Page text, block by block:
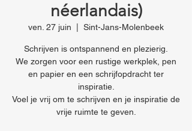
néerlandais)
ven. 27 juin Sint-Jans-Molenbeek
Schrijven is ontspannend en plezierig.
We zorgen voor een rustige werkplek, pen
en papier en een schrijfopdracht ter
inspiratie.
Voel je vrij om te schrijven en je inspiratie de
vrije ruimte te geven.